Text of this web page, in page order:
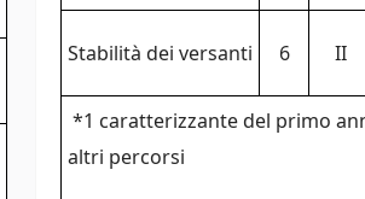
Stabilità dei versanti 6 II
*1 caratterizzante del primo
altri percorsi